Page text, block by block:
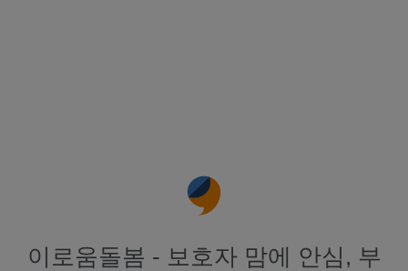
이로움돌봄 - 보호자 맘에 안심, 부